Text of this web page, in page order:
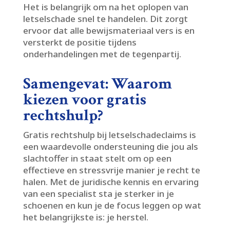
Het is belangrijk om na het oplopen van
letselschade snel te handelen.​ Dit zorgt
ervoor dat alle bewijsmateriaal vers is en
versterkt de positie tijdens
onderhandelingen met de tegenpartij.​
Samengevat: Waarom
kiezen voor gratis
rechtshulp?
Gratis rechtshulp bij letselschadeclaims is
een waardevolle ondersteuning die jou als
slachtoffer in staat stelt om op een
effectieve en stressvrije manier je recht te
halen.​ Met de juridische kennis en ervaring
van een specialist sta je sterker in je
schoenen en kun je de focus leggen op wat
het belangrijkste is: je herstel.​